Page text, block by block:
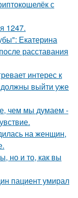
с
1247.
Екатерина
расставания
интерес к
выйти уже
чем мы думаем -
на женщин,
но и то, как вы
пациент умирал